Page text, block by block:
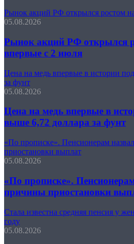
Рынок акций РФ открылся ростом
05.08.2026
Рынок акций РФ открылся
впервые с 2 июля
Цена на медь впервые в истории
за фунт
05.08.2026
Цена на медь впервые в
выше 6,72 доллара за фунт
«По прописке». Пенсионерам
приостановки выплат
05.08.2026
«По прописке».
причины приостановки
Стала известна средняя пенсия у
году
05.08.2026